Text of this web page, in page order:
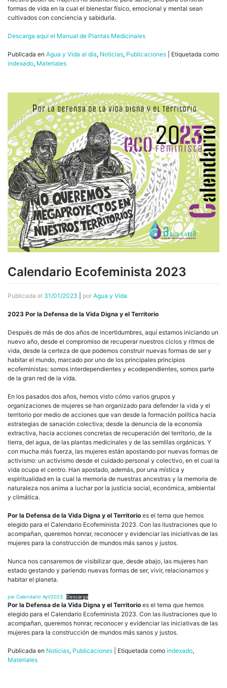
formas de vida en la cual el bienestar físico, emocional y mental sean
cultivados con conciencia y sabiduría.
Descarga aquí el Manual de Plantas Medicinales
Publicada en Agua y Vida al día, Noticias, Publicaciones
Etiquetada como
indexado, Materiales
Calendario Ecofeminista 2023
Publicada el 31/01/2023 por Agua y Vida
2023 Por la Defensa de la Vida Digna y el Territorio
Después de más de dos años de incertidumbres, aquí estamos iniciando un
nuevo año, desde el compromiso de recuperar nuestros ciclos y ritmos de
vida, desde la certeza de que podemos construir nuevas formas de ser y
habitar el mundo, marcado por uno de los principales principios
ecofeministas: somos interdependientes y ecodependientes, somos parte
de la gran red de la vida.
En los pasados dos años, hemos visto cómo varios grupos y
organizaciones de mujeres se han organizado para defender la vida y el
territorio por medio de acciones que van desde la formación política hacia
estrategias de sanación colectiva; desde la denuncia de la economía
extractiva, hacia acciones concretas de recuperación del territorio, de la
tierra, del agua, de las plantas medicinales y de las semillas orgánicas. Y
con mucha más fuerza, las mujeres están apostando por nuevas formas de
activismo: un activismo desde el cuidado personal y colectivo, en el cual la
vida ocupa el centro. Han apostado, además, por una mística y
espiritualidad en la cual la memoria de nuestras ancestras y la memoria de
naturaleza nos anima a luchar por la justicia social, económica, ambiental
y climática.
Por la Defensa de la Vida Digna y el Territorio es el tema que hemos
elegido para el Calendario Ecofeminista 2023. Con las ilustraciones que lo
acompañan, queremos honrar, reconocer y evidenciar las iniciativas de las
mujeres para la construcción de mundos más sanos y justos.
Nunca nos cansaremos de visibilizar que, desde abajo, las mujeres han
estado gestando y pariendo nuevas formas de ser, vivir, relacionarnos y
habitar el planeta.
pw Calendario AyV2023 Descarga
Por la Defensa de la Vida Digna y el Territorio es el tema que hemos
elegido para el Calendario Ecofeminista 2023. Con las ilustraciones que lo
acompañan, queremos honrar, reconocer y evidenciar las iniciativas de las
mujeres para la construcción de mundos más sanos y justos.
Publicada en Noticias, Publicaciones Etiquetada como indexado,
Materiales